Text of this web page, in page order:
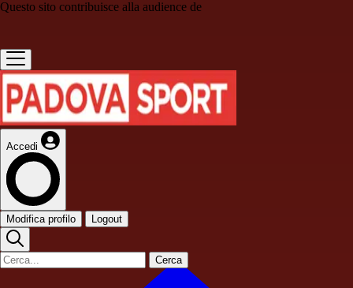
Questo sito contribuisce alla audience de
Accedi
Modifica profilo Logout
Cerca